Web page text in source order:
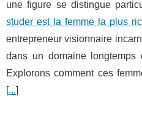
une figure se distingue
studer est la femme la plus
entrepreneur visionnaire
dans un domaine longtemps
Explorons comment ces
[...]